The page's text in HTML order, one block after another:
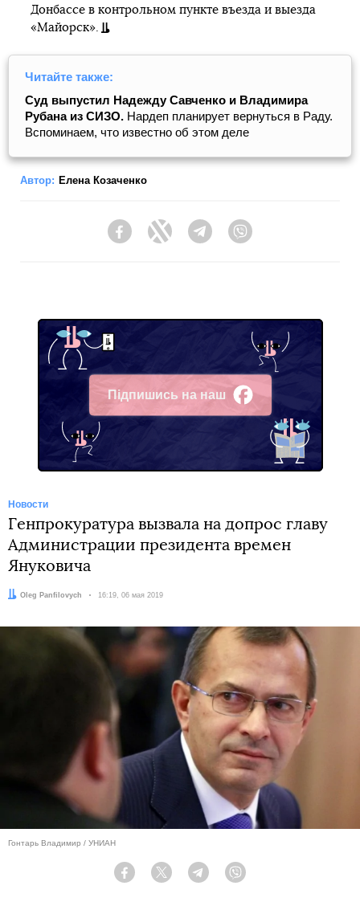
Донбассе в контрольном пункте въезда и выезда
«Майорск».
Читайте также:
Суд выпустил Надежду Савченко и Владимира
Рубана из СИЗО. Нардеп планирует вернуться в Раду.
Вспоминаем, что известно об этом деле
Автор: Елена Козаченко
FacebookTwitter Telegram
Підпишись на наш
Facebook
Новости
Генпрокуратура вызвала на допрос главу
Администрации президента времен
Януковича
Автор:
Oleg Panfilovych Дата:
16:19, 06 мая 2019
Гонтарь Владимир / УНИАН
Facebook Twitter Telegram